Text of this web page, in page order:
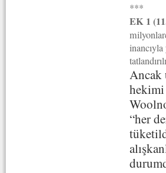
***
EK 1
Ancak
“her